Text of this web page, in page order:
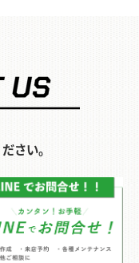
さい。